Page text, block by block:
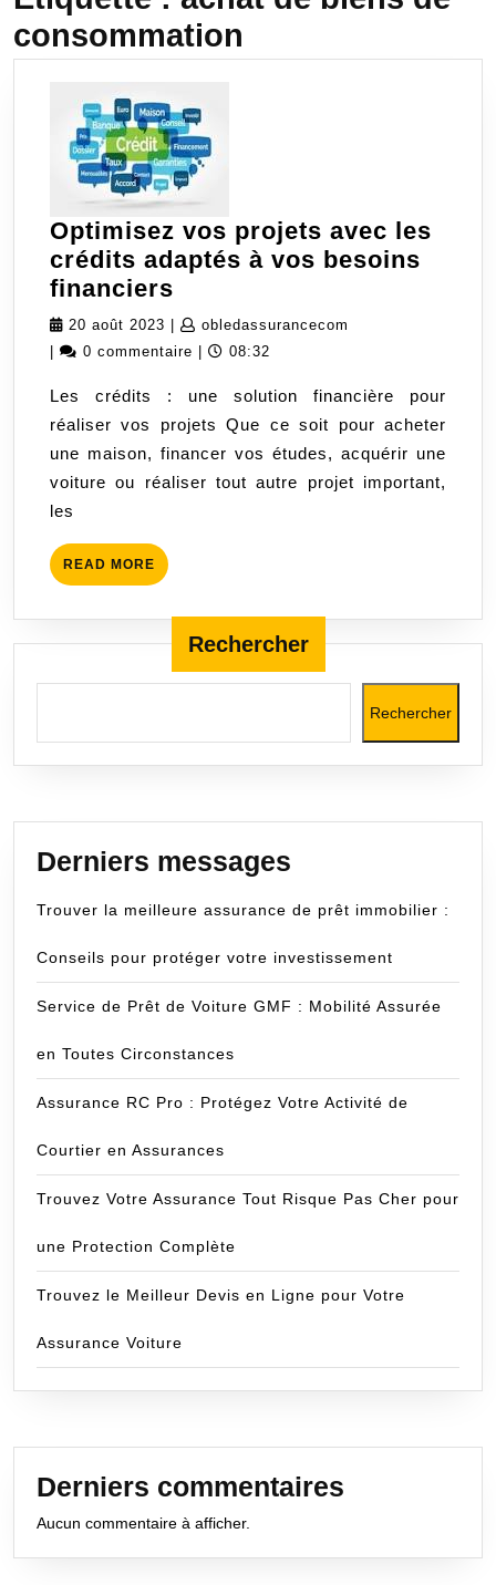
consommation
Optimisez vos projets avec les
crédits adaptés à vos besoins
financiers
vos
projets
les
crédits
adaptés
à
20 août 2023 20
août
obledassurancecom
0 commentaire 08:32
Les crédits : une solution financière pour
réaliser vos projets Que ce soit pour acheter
une maison, financer vos études, acquérir une
voiture ou réaliser tout autre projet important,
les
READ MORE READ
MORE
Rechercher
Rechercher
Derniers messages
Trouver la meilleure assurance de prêt immobilier :
Conseils pour protéger votre investissement
Service de Prêt de Voiture GMF : Mobilité Assurée
en Toutes Circonstances
Assurance RC Pro : Protégez Votre Activité de
Courtier en Assurances
Trouvez Votre Assurance Tout Risque Pas Cher pour
une Protection Complète
Trouvez le Meilleur Devis en Ligne pour Votre
Assurance Voiture
Derniers commentaires
Aucun commentaire à afficher.